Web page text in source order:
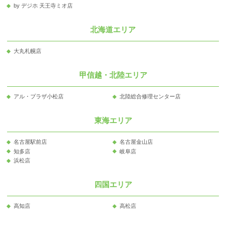
by デジホ 天王寺ミオ店
北海道エリア
大丸札幌店
甲信越・北陸エリア
アル・プラザ小松店 北陸総合修理センター店
東海エリア
名古屋駅前店
名古屋金山店
知多店
岐阜店
浜松店
四国エリア
高知店 高松店